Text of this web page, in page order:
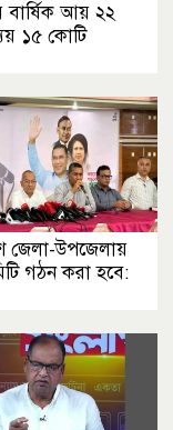
বার্ষিক আয় ২২
১৫ কোটি
জেলা-উপজেলায়
গঠন করা হবে: